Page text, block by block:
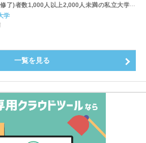
了)者数1,000人以上2,000人未満の私立大学で
1位を獲得！～実就職率は26.5%（前年比＋
に伸長、東京の私立大学でも10位にランクイン
学
一覧を見る